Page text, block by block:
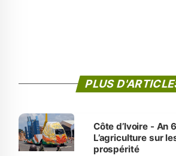
PLUS
Côte d’Ivoire - An
L’agriculture sur
prospérité